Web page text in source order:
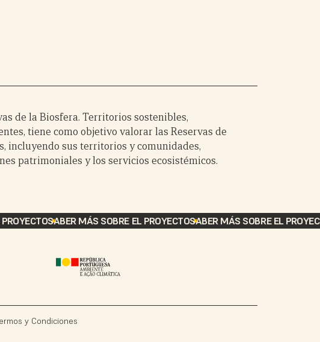
de la Biosfera. Territorios sostenibles,
tiene como objetivo valorar las Reservas de
incluyendo sus territorios y comunidades,
patrimoniales y los servicios ecosistémicos.
SABER MÁS SOBRE EL PROYECTOSABER MÁS SOBRE EL
y Condiciones